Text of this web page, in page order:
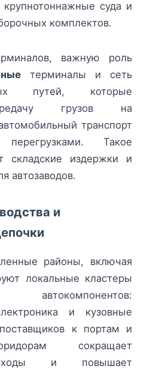
суда и
комплектов.
важную роль
терминалы и сеть
путей, которые
грузов на
транспорт
Такое
складские издержки и
автозаводов.
и
районы, включая
локальные кластеры
и кузовные
к портам и
сокращает
и повышает